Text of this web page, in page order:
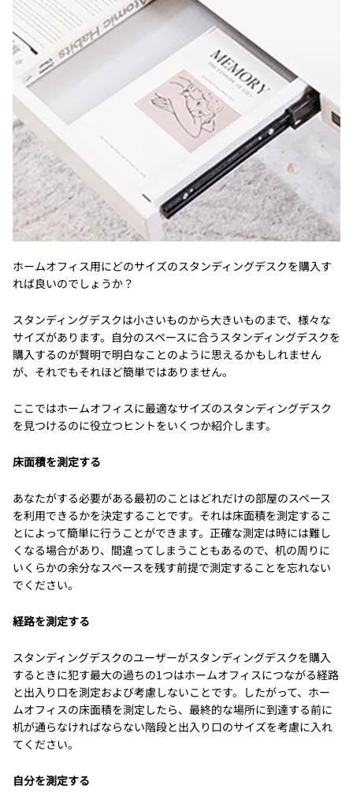
ホームオフィス用にどのサイズのスタンディングデスクを購入す
れば良いのでしょうか？
スタンディングデスクは小さいものから大きいものまで、様々な
サイズがあります。自分のスペースに合うスタンディングデスクを
購入するのが賢明で明白なことのように思えるかもしれません
が、それでもそれほど簡単ではありません。
ここではホームオフィスに最適なサイズのスタンディングデスク
を見つけるのに役立つヒントをいくつか紹介します。
床面積を測定する
あなたがする必要がある最初のことはどれだけの部屋のスペース
を利用できるかを決定することです。それは床面積を測定するこ
とによって簡単に行うことができます。正確な測定は時には難し
くなる場合があり、間違ってしまうこともあるので、机の周りに
いくらかの余分なスペースを残す前提で測定することを忘れない
でください。
経路を測定する
スタンディングデスクのユーザーがスタンディングデスクを購入
するときに犯す最大の過ちの1つはホームオフィスにつながる経路
と出入り口を測定および考慮しないことです。したがって、ホー
ムオフィスの床面積を測定したら、最終的な場所に到達する前に
机が通らなければならない階段と出入り口のサイズを考慮に入れ
てください。
自分を測定する